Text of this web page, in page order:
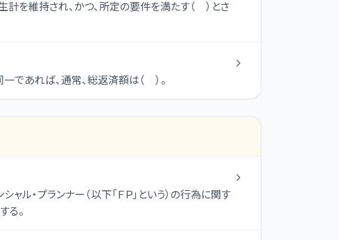
を維持され、かつ、所定の要件を満たす（ ）とさ
あれば、通常、総返済額は（ ）。
ル・プランナー（以下「ＦＰ」という）の行為に関す
る。